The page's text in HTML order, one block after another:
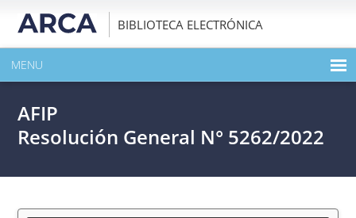
BIBLIOTECA ELECTRÓNICA
MENU
EXPANDIR TODO EL CONTENIDO DE LA PUBLICACIÓN
AFIP
Resolución General N° 5262/2022